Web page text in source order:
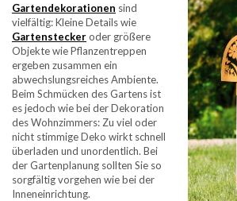
Gartendekorationen sind
vielfältig: Kleine Details wie
Gartensteckeroder größere
Objekte wie Pflanzentreppen
ergeben zusammen ein
abwechslungsreiches Ambiente.
Beim Schmücken des Gartens ist
es jedoch wie bei der Dekoration
des Wohnzimmers: Zu viel oder
nicht stimmige Deko wirkt schnell
überladen und unordentlich. Bei
der Gartenplanung sollten Sie so
sorgfältig vorgehen wie bei der
Inneneinrichtung.